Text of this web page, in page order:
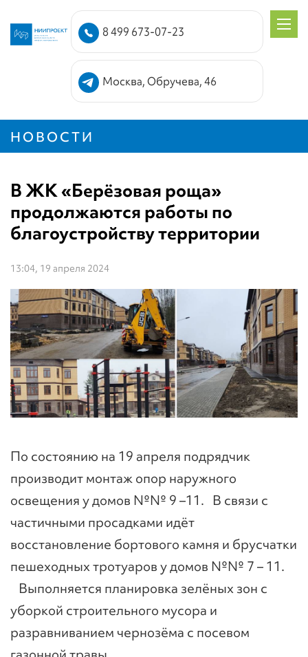
8 499 673-07-23
Москва, Обручева, 46
НОВОСТИ
В ЖК «Берёзовая роща»
продолжаются работы по
благоустройству территории
13:04, 19 апреля 2024
По состоянию на 19 апреля подрядчик
производит монтаж опор наружного
освещения у домов №№ 9 –11. В связи с
частичными просадками идёт
восстановление бортового камня и брусчатки
пешеходных тротуаров у домов №№ 7 – 11.
Выполняется планировка зелёных зон с
уборкой строительного мусора и
разравниванием чернозёма с посевом